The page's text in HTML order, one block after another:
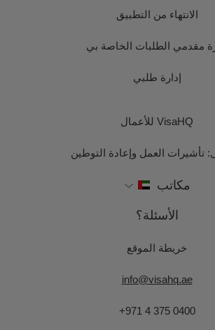
الانتهاء من التطبيق
مقدمي الطلبات الخاصة بي
إدارة طلبي
VisaHQ للأعمال
تأشيرات العمل وإعادة التوطين
مكاتب
الأسئلة؟
خريطة الموقع
info@visahq.ae
+971 4 375 0400